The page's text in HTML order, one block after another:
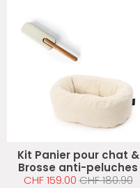
Kit Panier pour chat &
Brosse anti-peluches
CHF 159.00 CHF 180.90